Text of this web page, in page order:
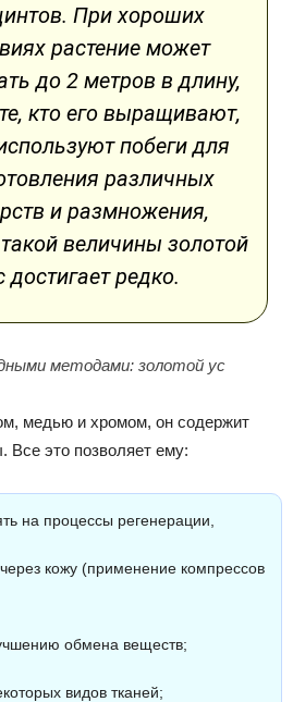
При хороших
растение может
до 2 метров в длину,
кто его выращивают,
побеги для
различных
и размножения,
величины золотой
достигает редко.
методами: золотой ус
медью и хромом, он содержит
это позволяет ему:
на процессы регенерации,
кожу (применение компрессов
обмена веществ;
видов тканей;